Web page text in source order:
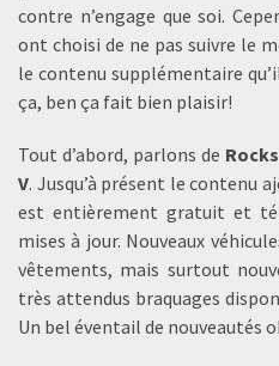
contre n’engage que soi.
ont choisi de ne pas suivre le
le contenu supplémentaire
ça, ben ça fait bien plaisir!
Tout d’abord, parlons de
V. Jusqu’à présent le contenu
est entièrement gratuit et
mises à jour. Nouveaux
vêtements, mais surtout
très attendus braquages
Un bel éventail de